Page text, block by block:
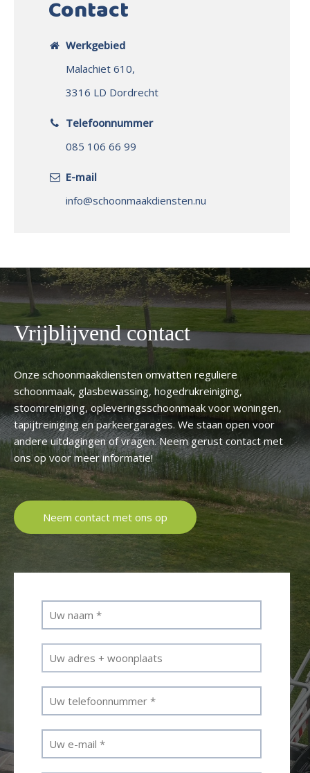
Contact
Werkgebied
Malachiet 610,
3316 LD Dordrecht
Telefoonnummer
085 106 66 99
E-mail
info@schoonmaakdiensten.nu
Vrijblijvend contact
Onze schoonmaakdiensten omvatten reguliere
schoonmaak, glasbewassing, hogedrukreiniging,
stoomreiniging, opleveringsschoonmaak voor woningen,
tapijtreiniging en parkeergarages. We staan open voor
andere uitdagingen of vragen. Neem gerust contact met
ons op voor meer informatie!
Neem contact met ons op